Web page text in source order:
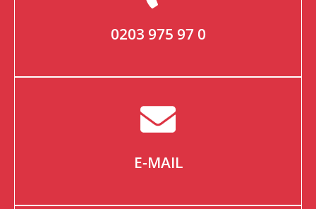
0203 975 97 0
E-MAIL